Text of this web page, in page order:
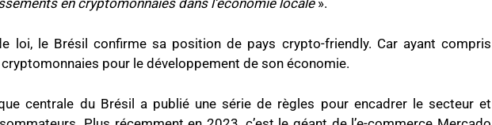
loi, le Brésil confirme sa position de pays crypto-friendly. Car ayant compris
pour le développement de son économie.
centrale du Brésil a publié une série de règles pour encadrer le secteur et